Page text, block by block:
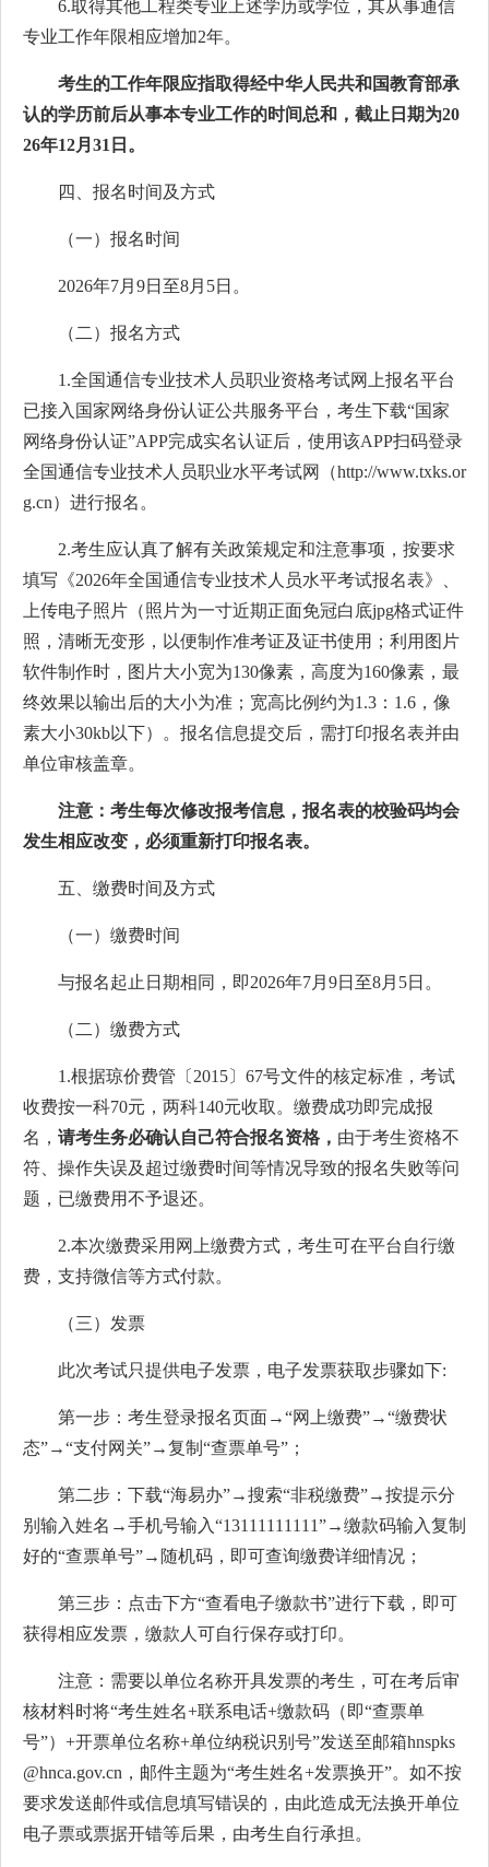
6.取得其他工程类专业上述学历或学位，其从事通信
专业工作年限相应增加2年。
考生的工作年限应指取得经中华人民共和国教育部承
认的学历前后从事本专业工作的时间总和，截止日期为20
26年12月31日。
四、报名时间及方式
（一）报名时间
2026年7月9日至8月5日。
（二）报名方式
1.全国通信专业技术人员职业资格考试网上报名平台
已接入国家网络身份认证公共服务平台，考生下载“国家
网络身份认证”APP完成实名认证后，使用该APP扫码登录
全国通信专业技术人员职业水平考试网（http://www.txks.or
g.cn）进行报名。
2.考生应认真了解有关政策规定和注意事项，按要求
填写《2026年全国通信专业技术人员水平考试报名表》、
上传电子照片（照片为一寸近期正面免冠白底jpg格式证件
照，清晰无变形，以便制作准考证及证书使用；利用图片
软件制作时，图片大小宽为130像素，高度为160像素，最
终效果以输出后的大小为准；宽高比例约为1.3：1.6，像
素大小30kb以下）。报名信息提交后，需打印报名表并由
单位审核盖章。
注意：考生每次修改报考信息，报名表的校验码均会
发生相应改变，必须重新打印报名表。
五、缴费时间及方式
（一）缴费时间
与报名起止日期相同，即2026年7月9日至8月5日。
（二）缴费方式
1.根据琼价费管〔2015〕67号文件的核定标准，考试
收费按一科70元，两科140元收取。缴费成功即完成报
名， 请考生务必确认自己符合报名资格， 由于考生资格不
符、操作失误及超过缴费时间等情况导致的报名失败等问
题，已缴费用不予退还。
2.本次缴费采用网上缴费方式，考生可在平台自行缴
费，支持微信等方式付款。
（三）发票
此次考试只提供电子发票，电子发票获取步骤如下:
第一步：考生登录报名页面→“网上缴费”→“缴费状
态”→“支付网关”→复制“查票单号”；
第二步：下载“海易办”→搜索“非税缴费”→按提示分
别输入姓名→手机号输入“13111111111”→缴款码输入复制
好的“查票单号”→随机码，即可查询缴费详细情况；
第三步：点击下方“查看电子缴款书”进行下载，即可
获得相应发票，缴款人可自行保存或打印。
注意：需要以单位名称开具发票的考生，可在考后审
核材料时将“考生姓名+联系电话+缴款码（即“查票单
号”）+开票单位名称+单位纳税识别号”发送至邮箱hnspks
@hnca.gov.cn，邮件主题为“考生姓名+发票换开”。如不按
要求发送邮件或信息填写错误的，由此造成无法换开单位
电子票或票据开错等后果，由考生自行承担。